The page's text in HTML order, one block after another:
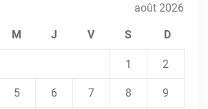
août 2026
M J V S D
1 2
5 6 7 8 9